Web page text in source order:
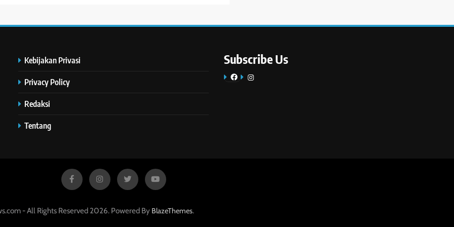
Kebijakan Privasi
Privacy Policy
Redaksi
Tentang
Subscribe Us
FacebookInstagram
- All Rights Reserved 2026. Powered By BlazeThemes.